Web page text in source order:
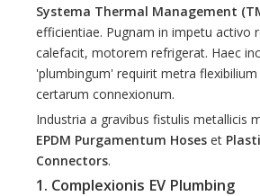
Systema Thermal Management
efficientiae. Pugnam in impetu activo
calefacit, motorem refrigerat. Haec
'plumbingum' requirit metra
certarum connexionum.
Industria a gravibus fistulis metallicis
EPDM Purgamentum Hoses et
Connectors.
1. Complexionis EV Plumbing